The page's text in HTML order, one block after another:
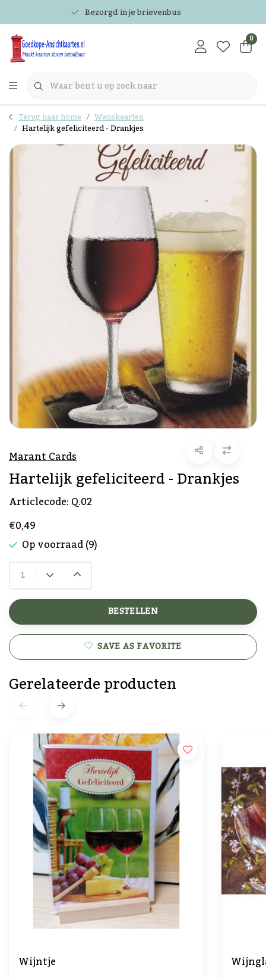
Bezorgd in je brievenbus
0
Terug naar home Wenskaarten
Hartelijk gefeliciteerd - Drankjes
Marant Cards
Hartelijk gefeliciteerd - Drankjes
Articlecode:Q.02
€0,49
Op voorraad (9)
BESTELLEN
SAVE AS FAVORITE
Gerelateerde producten
Wijntje